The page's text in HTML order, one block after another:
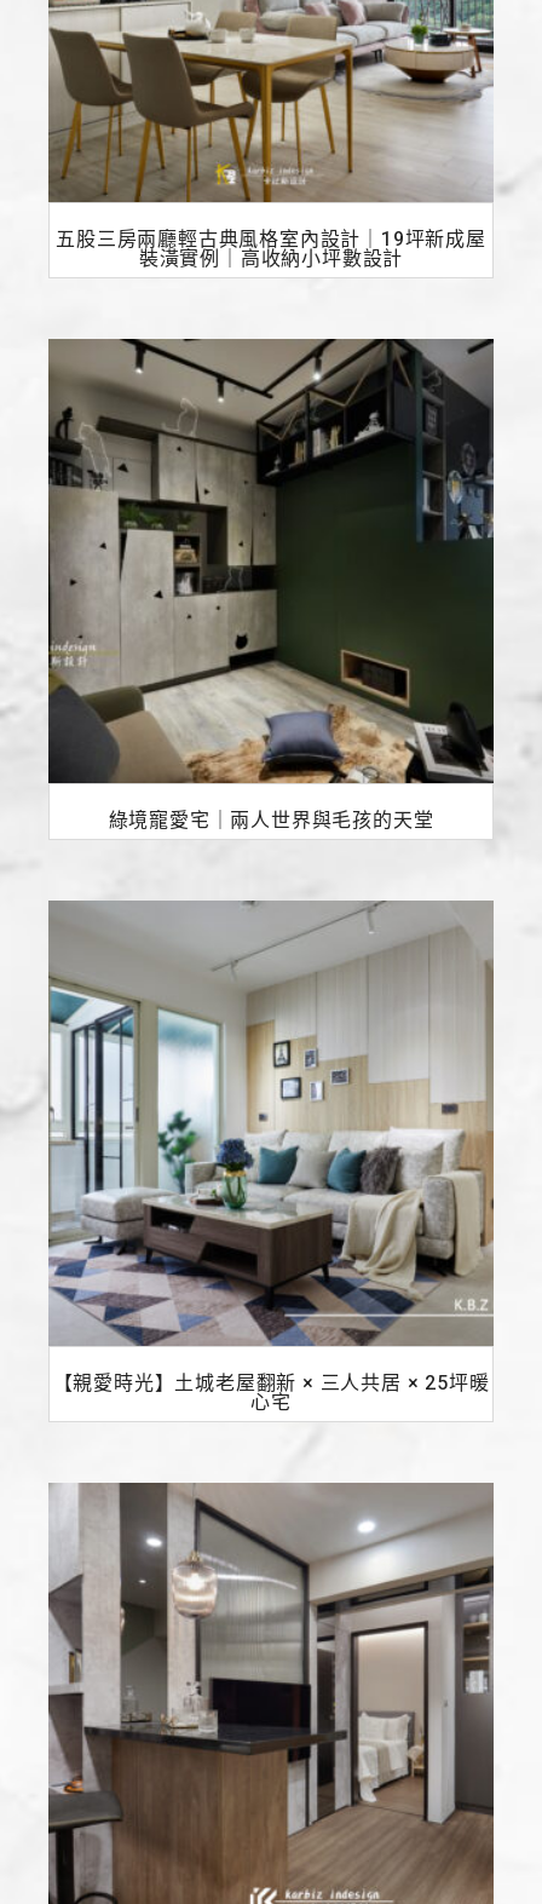
五股三房兩廳輕古典風格室內設計｜19坪新成屋
裝潢實例｜高收納小坪數設計
綠境寵愛宅｜兩人世界與毛孩的天堂
【親愛時光】土城老屋翻新 × 三人共居 × 25坪暖
心宅